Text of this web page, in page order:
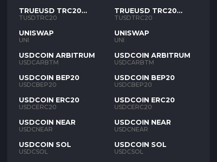
TRUEUSD TRC20
TUSD
TUSDTRC20
UNISWAP
UNI
USDCOIN ARBITRUM
USDCARBTM
USDCOIN BEP20
USDCBEP20
USDCOIN ERC20
USDCERC20
USDCOIN NEAR
USDCNEAR
USDCOIN SOL
USDCSOL
TRUEUSD TRC20
TUSD
TUSDTRC20
UNISWAP
UNI
USDCOIN ARBITRUM
USDCARBTM
USDCOIN BEP20
USDCBEP20
USDCOIN ERC20
USDCERC20
USDCOIN NEAR
USDCNEAR
USDCOIN SOL
USDCSOL